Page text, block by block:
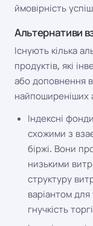
ймовірність
Альтернативи
Існують кілька
продуктів, які
або доповнення
найпоширеніших
Індексні
схожими з
біржі. Вони
низькими
структуру
варіантом для
гнучкість